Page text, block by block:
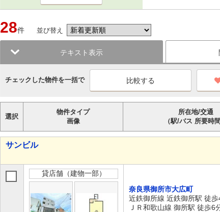
28件 並び替え
テキスト表示
チェックした物件を一括で
選択
物件タイプ
画像
所在地/交通
（駅/バス 所要時間
サンビル
貸店舗（建物一部）
奈良県御所市大広町
近鉄御所線 近鉄御所駅 徒歩
ＪＲ和歌山線 御所駅 徒歩6